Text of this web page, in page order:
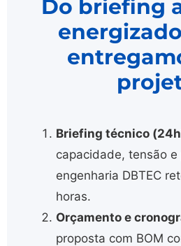
Do briefing
Briefing técnico
capacidade, tensão e
engenharia DBTEC
horas.
Orçamento e
proposta com BOM